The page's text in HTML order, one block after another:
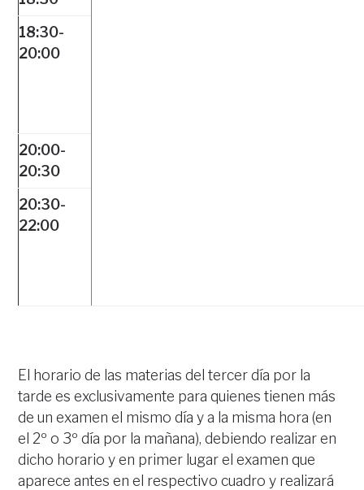
18:30-
20:00
20:00-
20:30
20:30-
22:00
El horario de las materias del tercer día por la
tarde es exclusivamente para quienes tienen más
de un examen el mismo día y a la misma hora (en
el 2º o 3º día por la mañana), debiendo realizar en
dicho horario y en primer lugar el examen que
aparece antes en el respectivo cuadro y realizará